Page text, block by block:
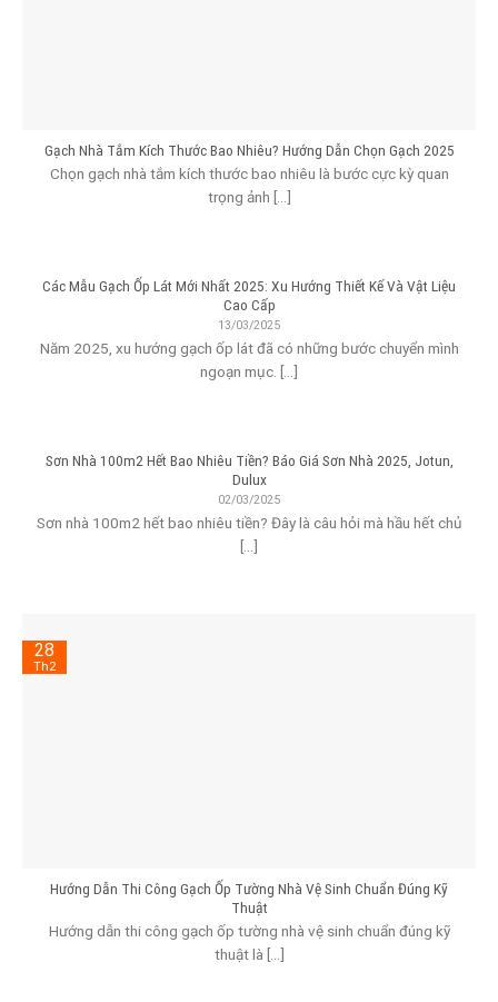
Gạch Nhà Tắm Kích Thước Bao Nhiêu? Hướng Dẫn Chọn Gạch 2025
Chọn gạch nhà tắm kích thước bao nhiêu là bước cực kỳ quan
trọng ảnh [...]
Các Mẫu Gạch Ốp Lát Mới Nhất 2025: Xu Hướng Thiết Kế Và Vật Liệu
Cao Cấp
13/03/2025
Năm 2025, xu hướng gạch ốp lát đã có những bước chuyển mình
ngoạn mục. [...]
Sơn Nhà 100m2 Hết Bao Nhiêu Tiền? Báo Giá Sơn Nhà 2025, Jotun,
Dulux
02/03/2025
Sơn nhà 100m2 hết bao nhiêu tiền? Đây là câu hỏi mà hầu hết chủ
[...]
Hướng Dẫn Thi Công Gạch Ốp Tường Nhà Vệ Sinh Chuẩn Đúng Kỹ
Thuật
Hướng dẫn thi công gạch ốp tường nhà vệ sinh chuẩn đúng kỹ
thuật là [...]
28
Th2